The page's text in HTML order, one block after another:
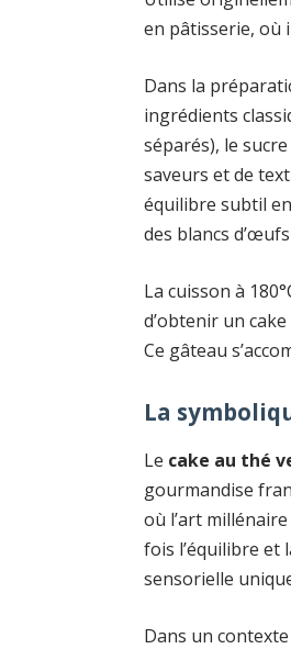
en pâtisserie, où
Dans la
ingrédients
séparés), le
saveurs et de
équilibre subtil
des blancs
La cuisson à
d’obtenir un
Ce gâteau
La
Le cake au thé
gourmandise
où l’art
fois l’équilibre et
sensorielle
Dans un